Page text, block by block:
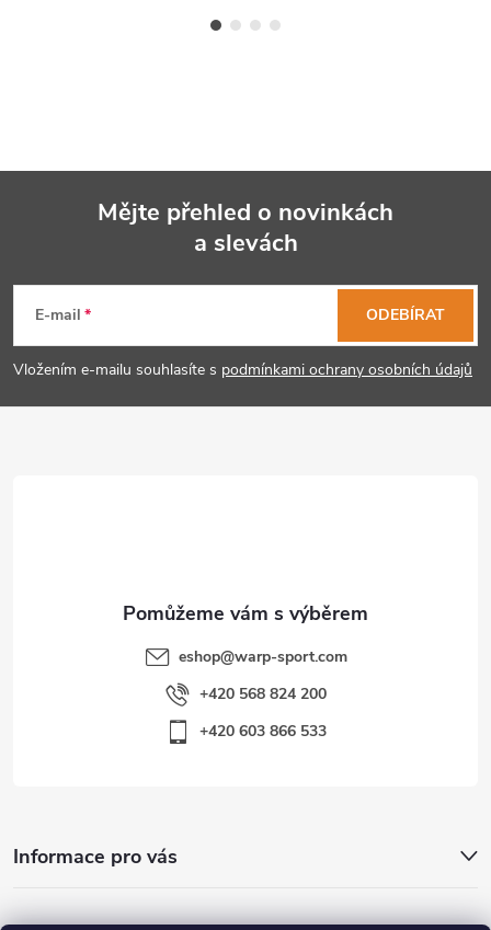
p
a
Mějte přehled o novinkách
a slevách
E-mail
Vložením e-mailu souhlasíte s podmínkami ochrany osobních údajů
ODEBÍRAT
eshop@warp-sport.com
+420 568 824 200
+420 603 866 533
Informace pro vás